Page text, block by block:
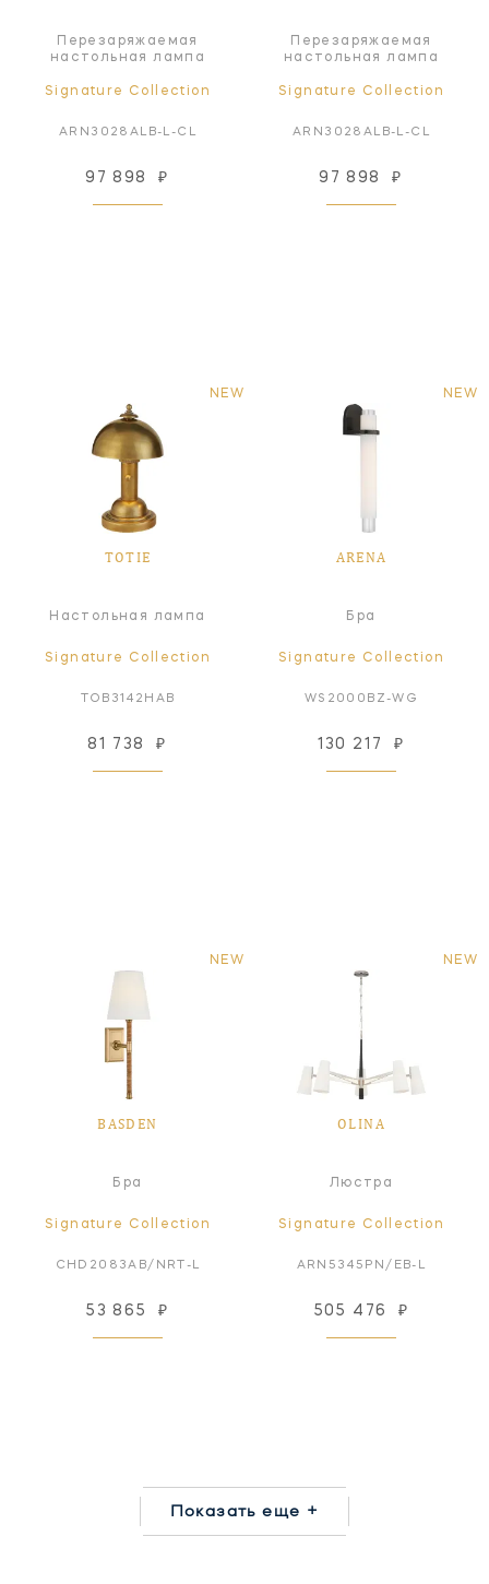
Перезаряжаемая
настольная лампа
Signature Collection
ARN3028ALB-L-CL
97 898 ₽
Перезаряжаемая
настольная лампа
Signature Collection
ARN3028ALB-L-CL
97 898 ₽
NEW
TOTIE
Настольная лампа
Signature Collection
TOB3142HAB
81 738 ₽
NEW
ARENA
Бра
Signature Collection
WS2000BZ-WG
130 217 ₽
NEW
BASDEN
Бра
Signature Collection
CHD2083AB/NRT-L
53 865 ₽
NEW
OLINA
Люстра
Signature Collection
ARN5345PN/EB-L
505 476 ₽
Показать еще +